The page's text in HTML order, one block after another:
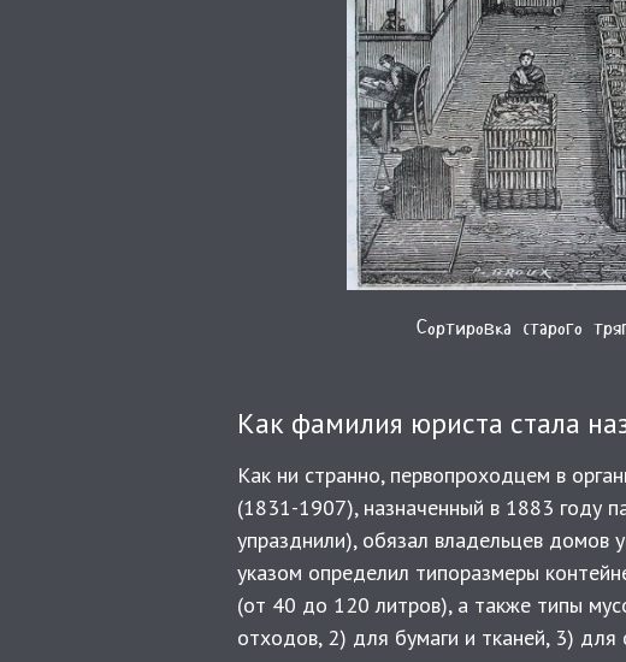
Сортировка старого
Как фамилия юриста стала
Как ни странно, первопроходцем в
(1831-1907), назначенный в 1883 году
упразднили), обязал владельцев домов
указом определил типоразмеры
(от 40 до 120 литров), а также типы
отходов, 2) для бумаги и тканей, 3) для